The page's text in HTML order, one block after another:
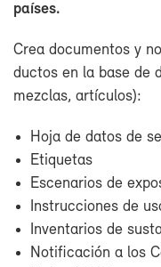
paí­ses.
Crea do­cu­men­tos y
duc­tos en la ba­se de
mez­clas, ar­tícu­los):
Ho­ja de da­tos de
Eti­que­tas
Es­ce­na­rios de
Ins­truc­cio­nes de
In­ven­ta­rios de
No­ti­fi­ca­ción a los